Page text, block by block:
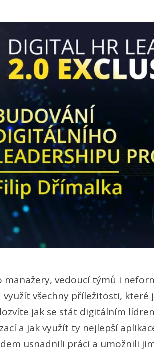
manažery, vedoucí týmů i
všechny příležitosti,
jak se stát digitálním
a jak využít ty nejlepší
usnadnili práci a umožnili